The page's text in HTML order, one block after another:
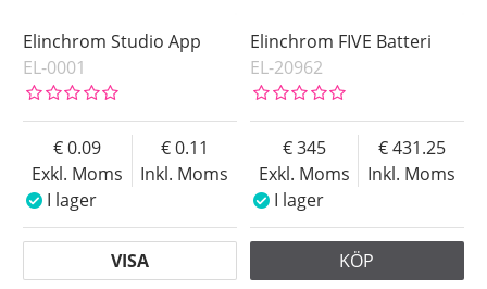
Elinchrom Studio App
EL-0001
Exkl. Moms
0.09
Inkl. Moms
0.11
I lager
VISA
Elinchrom FIVE Batteri
EL-20962
Exkl. Moms
345
Inkl. Moms
431.25
I lager
KÖP